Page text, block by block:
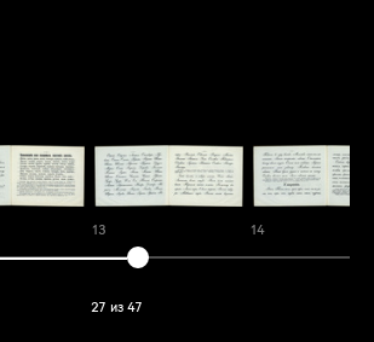
13 14
27 из 47